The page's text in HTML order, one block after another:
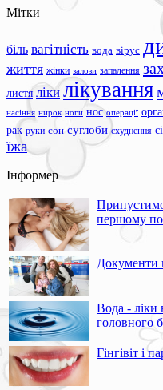
Мітки
біль вагітність вода вірус
життя жінки залози запалення
листя ліки лікування
насіння нирок ноги нос операції
рак руки сон суглоби схуднення
їжа
Інформер
першому
Документи
Вода - ліки
головного
Гінгівіт і